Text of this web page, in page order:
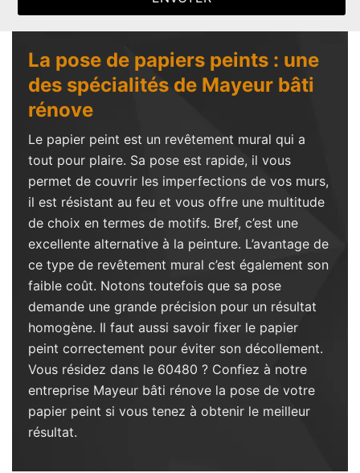
La pose de papiers peints : une
des spécialités de Mayeur bâti
rénove
Le papier peint est un revêtement mural qui a
tout pour plaire. Sa pose est rapide, il vous
permet de couvrir les imperfections de vos murs,
il est résistant au feu et vous offre une multitude
de choix en termes de motifs. Bref, c’est une
excellente alternative à la peinture. L’avantage de
ce type de revêtement mural c’est également son
faible coût. Notons toutefois que sa pose
demande une grande précision pour un résultat
homogène. Il faut aussi savoir fixer le papier
peint correctement pour éviter son décollement.
Vous résidez dans le 60480 ? Confiez à notre
entreprise Mayeur bâti rénove la pose de votre
papier peint si vous tenez à obtenir le meilleur
résultat.